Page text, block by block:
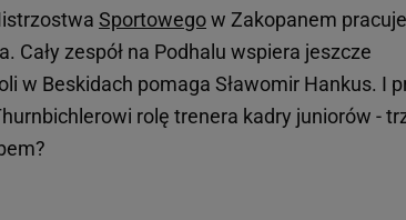
Sportowegow Zakopanem pracuje
Cały zespół na Podhalu wspiera jeszcze
w Beskidach pomaga Sławomir Hankus. I
rolę trenera kadry juniorów -